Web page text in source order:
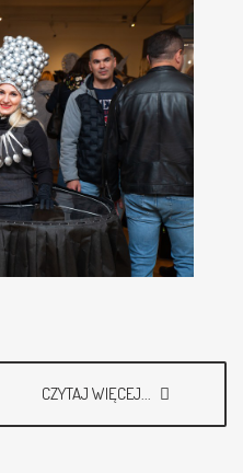
CZYTAJ WIĘCEJ...